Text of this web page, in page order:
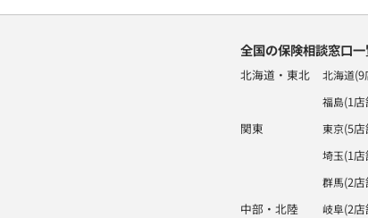
全国の保険相談窓口
北海道・東北 北海道(9
福島(1店
関東
東京(5店
埼玉(1
群馬(2
中部・北陸
岐阜(2店